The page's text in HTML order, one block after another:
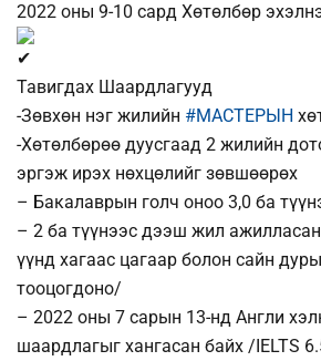
2022 оны 9-10 сард Хөтөлбөр
Тавигдах Шаардлагууд
-Зөвхөн нэг жилийн #МАСТЕРЫН
-Хөтөлбөрөө дуусгаад 2 жилийн
эргэж ирэх нөхцөлийг зөвшөөрөх
– Бакалаврын голч оноо 3,0 ба
– 2 ба түүнээс дээш жил
үүнд хагаас цагаар болон сайн
тооцогдоно/
– 2022 оны 7 сарын 13-нд Англи
шаардлагыг хангасан байх /IELTS